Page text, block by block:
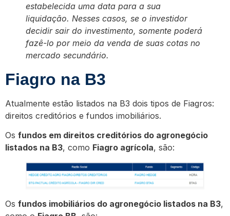
estabelecida uma data para a sua
liquidação. Nesses casos, se o investidor
decidir sair do investimento, somente poderá
fazê-lo por meio da venda de suas cotas no
mercado secundário.
Fiagro na B3
Atualmente estão listados na B3 dois tipos de Fiagros:
direitos creditórios e fundos imobiliários.
Os fundos em direitos creditórios do agronegócio
listados na B3, como Fiagro agrícola, são:
Os fundos imobiliários do agronegócio listados na B3,